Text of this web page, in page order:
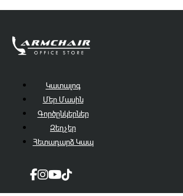
Կատալոգ
Մեր Մասին
Գործընկերներ
Զեղչեր
Հետադարձ Կապ